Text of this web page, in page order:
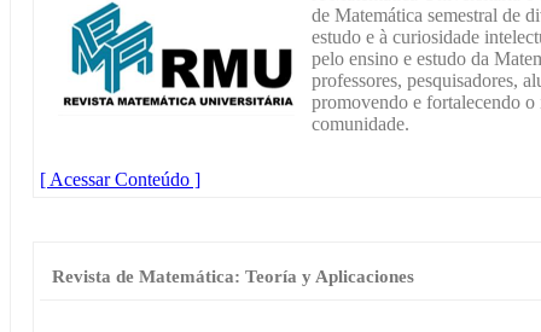
de Matemática semestral de
estudo e à curiosidade
pelo ensino e estudo da
professores, pesquisadores,
promovendo e fortalecendo o
comunidade.
[ Acessar Conteúdo ]
Revista de Matemática: Teoría y Aplicaciones